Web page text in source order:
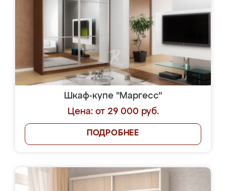
Шкаф-купе "Маргесс"
Цена: от 29 000 руб.
ПОДРОБНЕЕ